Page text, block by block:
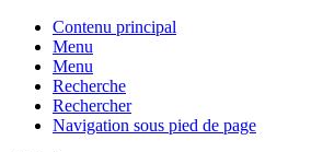
Contenu principal
Menu
Menu
Recherche
Rechercher
Navigation sous pied de page